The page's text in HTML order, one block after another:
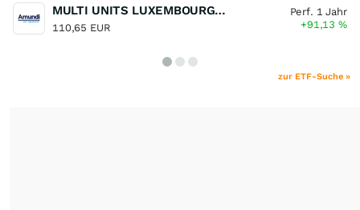
MULTI UNITS LUXEMBOURG - Lyxor MSCI Semiconductors ESG Filtered
110,65 EUR
Perf. 1 Jahr
+91,13%
zur ETF-Suche »